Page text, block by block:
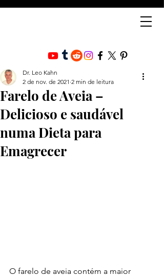
Farelo de Aveia –
Delicioso e saudável
numa Dieta para
Emagrecer
Dr. Leo Kahn
2 de nov. de 2021 2 min de leitura
O farelo de aveia contém a maior